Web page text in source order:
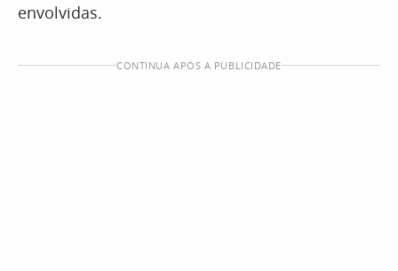
envolvidas.
CONTINUA APÓS A PUBLICIDADE